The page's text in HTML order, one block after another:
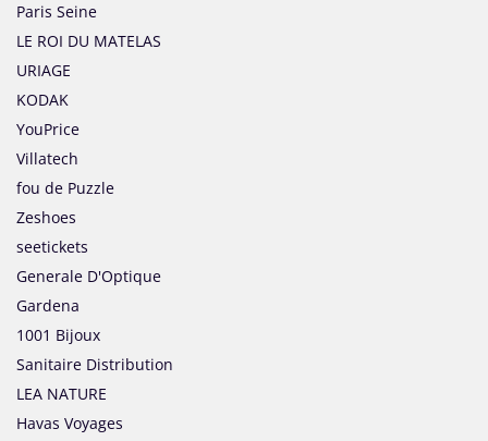
Paris Seine
LE ROI DU MATELAS
URIAGE
KODAK
YouPrice
Villatech
fou de Puzzle
Zeshoes
seetickets
Generale D'Optique
Gardena
1001 Bijoux
Sanitaire Distribution
LEA NATURE
Havas Voyages